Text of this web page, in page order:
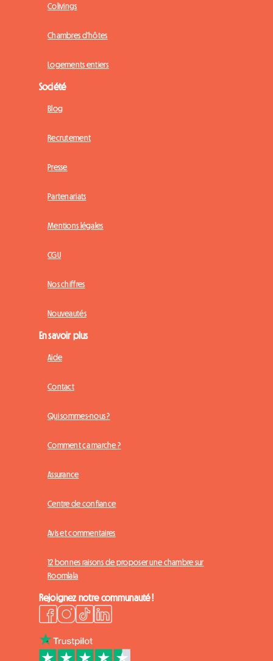
Colivings
Chambres d'hôtes
Logements entiers
Société
Blog
Recrutement
Presse
Partenariats
Mentions légales
CGU
Nos chiffres
Nouveautés
En savoir plus
Aide
Contact
Qui sommes-nous ?
Comment ça marche ?
Assurance
Centre de confiance
Avis et commentaires
12 bonnes raisons de proposer une chambre sur
Roomlala
Rejoignez notre communauté !